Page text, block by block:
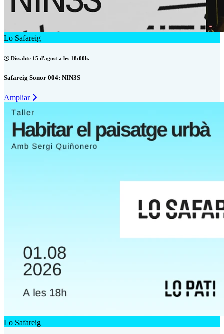
Lo Safareig
Dissabte 15 d'agost a les 18:00h.
Safareig Sonor 004: NIN3S
Ampliar
Lo Safareig